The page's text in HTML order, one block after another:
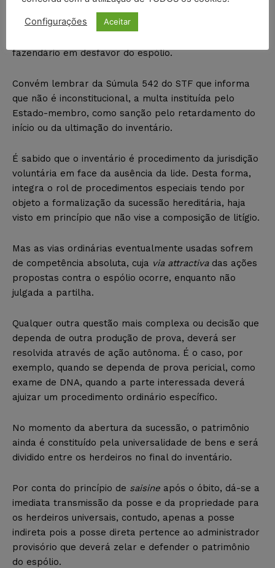
Deve-se atentar para possível multa na apuração do
fazendário em desfavor do espólio.
Convém lembrar da Súmula 542 do STF que informa
que não é inconstitucional, a multa instituída pelo
Estado-membro, como sanção pelo retardamento do
início ou da ultimação do inventário.
É sabido que o inventário é procedimento da jurisdição
voluntária em face da ausência da lide. Desta forma,
integra o rol de procedimentos especiais tendo por
objeto a formalização da sucessão hereditária, haja
visto em princípio que não vise a composição de litígio.
Mas as vias ordinárias eventualmente usadas sofrem
de competência absoluta, cuja via attractivadas ações
propostas contra o espólio ocorre, enquanto não
julgada a partilha.
Qualquer outra questão mais complexa ou decisão que
dependa de outra produção de prova, deverá ser
resolvida através de ação autônoma. É o caso, por
exemplo, quando se dependa de prova pericial, como
exame de DNA, quando a parte interessada deverá
ajuizar um procedimento ordinário específico.
No momento da abertura da sucessão, o patrimônio
ainda é constituído pela universalidade de bens e será
dividido entre os herdeiros no final do inventário.
Por conta do princípio de saisine após o óbito, dá-se a
imediata transmissão da posse e da propriedade para
os herdeiros universais, contudo, apenas a posse
indireta pois a posse direta pertence ao administrador
provisório que deverá zelar e defender o patrimônio
do espólio.
Configurações Aceitar